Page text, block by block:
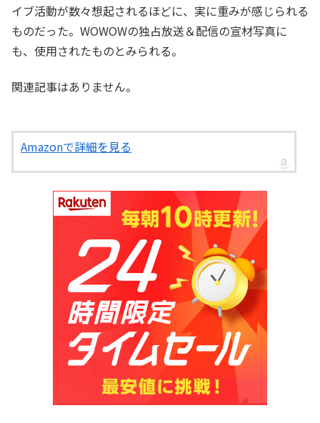
イブ活動が数々想起されるほどに、実に重みが感じられる
ものだった。WOWOWの独占放送＆配信の宣材写真に
も、使用されたものとみられる。
関連記事はありません。
Amazonで詳細を見る